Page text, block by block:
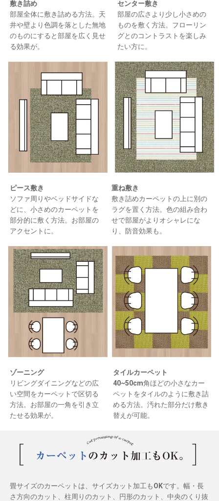
敷き詰め
部屋全体に敷き詰める方法。天
井や壁より色調を落とした無地
のものにすると部屋を広く見せ
る効果が。
センター敷き
部屋の広さより少し小さめの
ものを敷く方法。フローリン
グとのコントラストを楽しみ
たい方に。
ピース敷き
ソファ周りやベッドサイドな
どに、小さめのカーペットを
部分的に敷く方法。お部屋の
アクセントに。
重ね敷き
敷き詰めカーペットの上に別の
ラグを置く方法。色の組み合わ
せで部屋がよりオシャレにな
り、防音効果も。
ゾーニング
リビングダイニングなどの広
い空間をカーペットで区切る
方法。お部屋の一角を引き立
たせる効果が。
タイルカーペット
40~50cm角ほどの小さなカー
ペットをタイルのように敷き詰
める方法。汚れた部分だけ敷き
替えが可能。
畳サイズのカーペットは、サイズカット加工もOKです。幅・長
さ方向のカット、柱周りのカット、円形のカット、中央のくり抜